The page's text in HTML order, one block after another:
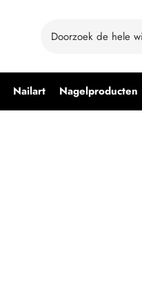
Nailart Nagelproducten